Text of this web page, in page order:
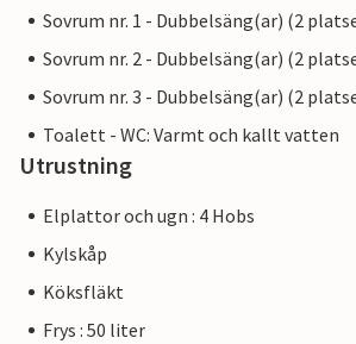
Sovrum nr. 1 - Dubbelsäng(ar) (2
Sovrum nr. 2 - Dubbelsäng(ar) (2
Sovrum nr. 3 - Dubbelsäng(ar) (2
Toalett - WC: Varmt och kallt vatten
Utrustning
Elplattor och ugn : 4 Hobs
Kylskåp
Köksfläkt
Frys : 50 liter